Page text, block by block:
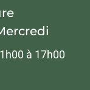
à 17h00